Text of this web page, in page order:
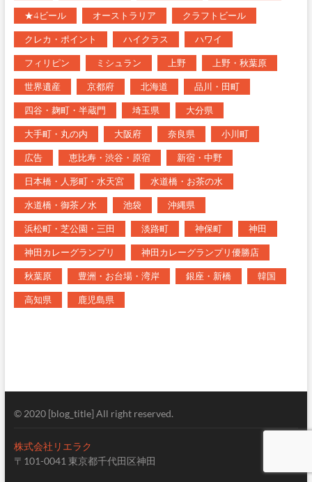
★4ビール オーストラリア クラフトビール
クレカ・ポイント ハイクラス ハワイ
フィリピン ミシュラン 上野 上野・秋葉原
世界遺産 京都府 北海道 品川・田町
四谷・麹町・半蔵門 埼玉県 大分県
大手町・丸の内 大阪府 奈良県 小川町
広告 恵比寿・渋谷・原宿 新宿・中野
日本橋・人形町・水天宮 水道橋・お茶の水
水道橋・御茶ノ水 池袋 沖縄県
浜松町・芝公園・三田 淡路町 神保町 神田
神田カレーグランプリ 神田カレーグランプリ優勝店
秋葉原 豊洲・お台場・湾岸 銀座・新橋 韓国
高知県 鹿児島県
© 2020 [blog_title] All right reserved.
株式会社リエラク
〒101-0041 東京都千代田区神田